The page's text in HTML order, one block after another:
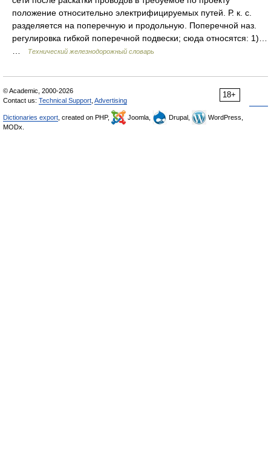
положение относительно электрифицируемых путей. Р. к. с.
разделяется на поперечную и продольную. Поперечной наз.
регулировка гибкой поперечной подвески; сюда относятся: 1)…
Технический железнодорожный словарь
18+
© Academic, 2000-2026
Contact us: Technical Support Advertising
Dictionaries export , created on PHP, Joomla, Drupal,
WordPress,
MODx.